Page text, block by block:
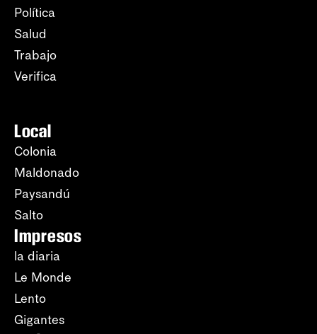
Política
Salud
Trabajo
Verifica
Local
Colonia
Maldonado
Paysandú
Salto
Impresos
la diaria
Le Monde
Lento
Gigantes